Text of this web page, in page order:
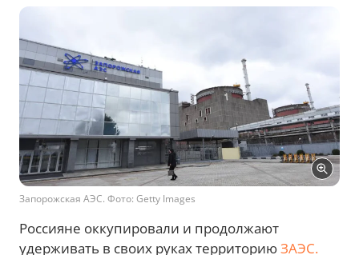
Запорожская АЭС. Фото: Getty Images
Россияне оккупировали и продолжают
удерживать в своих руках территориюЗАЭС.